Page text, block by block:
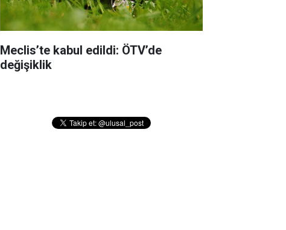
Meclis’te kabul edildi: ÖTV’de
değişiklik